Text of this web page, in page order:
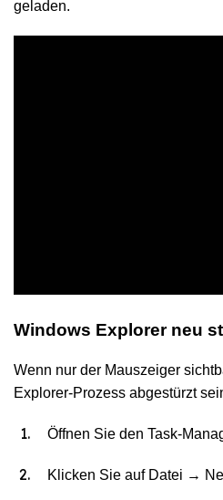
geladen.
Windows Explorer neu
Wenn nur der Mauszeiger
Explorer-Prozess abgestürzt
Öffnen Sie den Task-
Klicken Sie auf Datei →